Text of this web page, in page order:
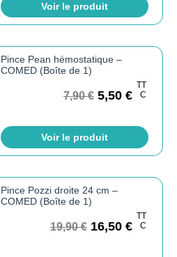
Voir le produit
Pince Pean hémostatique –
COMED (Boîte de 1)
7,90€ 5,50 €
TT
C
Voir le produit
Pince Pozzi droite 24 cm –
COMED (Boîte de 1)
19,90€ 16,50 €
TT
C